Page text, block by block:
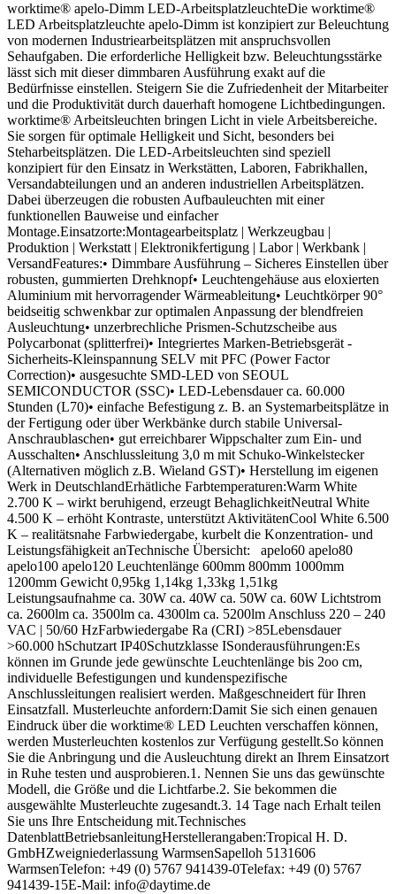
worktime® apelo-Dimm LED-ArbeitsplatzleuchteDie worktime®
LED Arbeitsplatzleuchte apelo-Dimm ist konzipiert zur Beleuchtung
von modernen Industriearbeitsplätzen mit anspruchsvollen
Sehaufgaben. Die erforderliche Helligkeit bzw. Beleuchtungsstärke
lässt sich mit dieser dimmbaren Ausführung exakt auf die
Bedürfnisse einstellen. Steigern Sie die Zufriedenheit der Mitarbeiter
und die Produktivität durch dauerhaft homogene Lichtbedingungen.
worktime® Arbeitsleuchten bringen Licht in viele Arbeitsbereiche.
Sie sorgen für optimale Helligkeit und Sicht, besonders bei
Steharbeitsplätzen. Die LED-Arbeitsleuchten sind speziell
konzipiert für den Einsatz in Werkstätten, Laboren, Fabrikhallen,
Versandabteilungen und an anderen industriellen Arbeitsplätzen.
Dabei überzeugen die robusten Aufbauleuchten mit einer
funktionellen Bauweise und einfacher
Montage.Einsatzorte:Montagearbeitsplatz | Werkzeugbau |
Produktion | Werkstatt | Elektronikfertigung | Labor | Werkbank |
VersandFeatures:• Dimmbare Ausführung – Sicheres Einstellen über
robusten, gummierten Drehknopf• Leuchtengehäuse aus eloxierten
Aluminium mit hervorragender Wärmeableitung• Leuchtkörper 90°
beidseitig schwenkbar zur optimalen Anpassung der blendfreien
Ausleuchtung• unzerbrechliche Prismen-Schutzscheibe aus
Polycarbonat (splitterfrei)• Integriertes Marken-Betriebsgerät -
Sicherheits-Kleinspannung SELV mit PFC (Power Factor
Correction)• ausgesuchte SMD-LED von SEOUL
SEMICONDUCTOR (SSC)• LED-Lebensdauer ca. 60.000
Stunden (L70)• einfache Befestigung z. B. an Systemarbeitsplätze in
der Fertigung oder über Werkbänke durch stabile Universal-
Anschraublaschen• gut erreichbarer Wippschalter zum Ein- und
Ausschalten• Anschlussleitung 3,0 m mit Schuko-Winkelstecker
(Alternativen möglich z.B. Wieland GST)• Herstellung im eigenen
Werk in DeutschlandErhätliche Farbtemperaturen:Warm White
2.700 K – wirkt beruhigend, erzeugt BehaglichkeitNeutral White
4.500 K – erhöht Kontraste, unterstützt AktivitätenCool White 6.500
K – realitätsnahe Farbwiedergabe, kurbelt die Konzentration- und
Leistungsfähigkeit anTechnische Übersicht: apelo60 apelo80
apelo100 apelo120 Leuchtenlänge 600mm 800mm 1000mm
1200mm Gewicht 0,95kg 1,14kg 1,33kg 1,51kg
Leistungsaufnahme ca. 30W ca. 40W ca. 50W ca. 60W Lichtstrom
ca. 2600lm ca. 3500lm ca. 4300lm ca. 5200lm Anschluss 220 – 240
VAC | 50/60 HzFarbwiedergabe Ra (CRI) >85Lebensdauer
>60.000 hSchutzart IP40Schutzklasse ISonderausführungen:Es
können im Grunde jede gewünschte Leuchtenlänge bis 2oo cm,
individuelle Befestigungen und kundenspezifische
Anschlussleitungen realisiert werden. Maßgeschneidert für Ihren
Einsatzfall. Musterleuchte anfordern:Damit Sie sich einen genauen
Eindruck über die worktime® LED Leuchten verschaffen können,
werden Musterleuchten kostenlos zur Verfügung gestellt.So können
Sie die Anbringung und die Ausleuchtung direkt an Ihrem Einsatzort
in Ruhe testen und ausprobieren.1. Nennen Sie uns das gewünschte
Modell, die Größe und die Lichtfarbe.2. Sie bekommen die
ausgewählte Musterleuchte zugesandt.3. 14 Tage nach Erhalt teilen
Sie uns Ihre Entscheidung mit.Technisches
DatenblattBetriebsanleitungHerstellerangaben:Tropical H. D.
GmbHZweigniederlassung WarmsenSapelloh 5131606
WarmsenTelefon: +49 (0) 5767 941439-0Telefax: +49 (0) 5767
941439-15E-Mail: info@daytime.de